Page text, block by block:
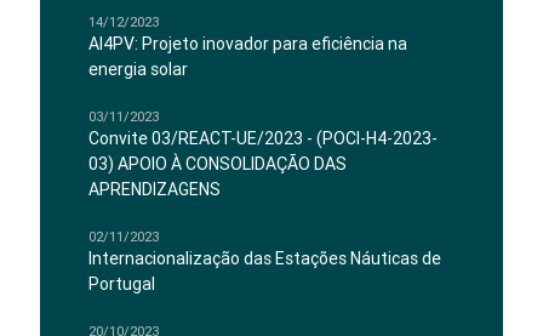
14/12/2023
AI4PV: Projeto inovador para eficiência na
energia solar
03/11/2023
Convite 03/REACT-UE/2023 - (POCI-H4-2023-
03) APOIO À CONSOLIDAÇÃO DAS
APRENDIZAGENS
02/11/2023
Internacionalização das Estações Náuticas de
Portugal
20/10/2023